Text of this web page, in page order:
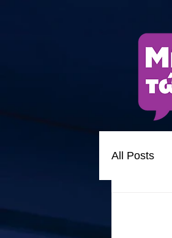
All Posts